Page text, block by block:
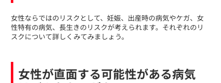
​女性ならではのリスクとして、妊娠、出産時の病気やケガ、女
性特有の病気、長生きのリスクが考えられます。それぞれのリ
スクについて詳しくみてみましょう。
女性が直面する可能性がある病気